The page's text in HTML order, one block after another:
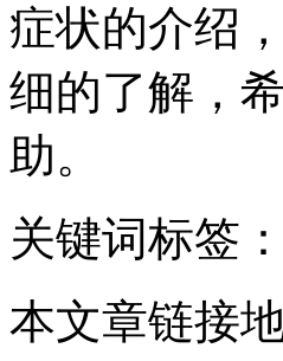
症状的介绍
细的了解，
助。
关键词标签
本文章链接